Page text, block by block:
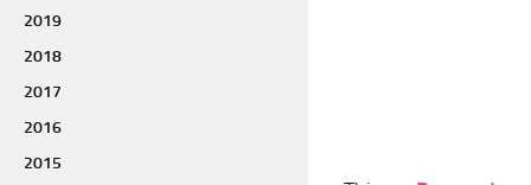
2019
2018
2017
2016
2015